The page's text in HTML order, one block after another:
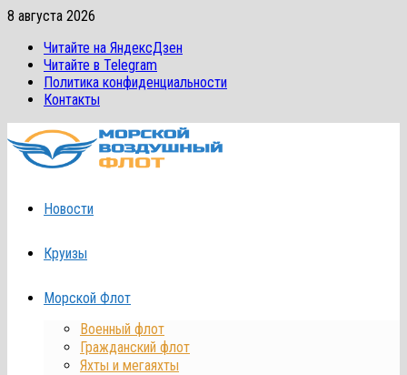
Перейти
содержимому
8 августа 2026
Читайте на ЯндексДзен
Читайте в Telegram
Политика конфиденциальности
Контакты
Новости
Круизы
Морской Флот
Военный флот
Гражданский флот
Яхты и мегаяхты